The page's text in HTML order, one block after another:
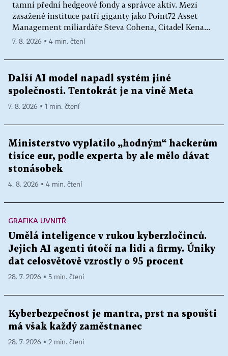
tamní přední hedgeové fondy a správce aktiv. Mezi
zasažené instituce patří giganty jako Point72 Asset
Management miliardáře Steva Cohena, Citadel Kena...
7. 8. 2026 ▪ 4 min. čtení
Další AI model napadl systém jiné
společnosti. Tentokrát je na vině Meta
7. 8. 2026 ▪ 1 min. čtení
Ministerstvo vyplatilo „hodným“ hackerům
tisíce eur, podle experta by ale mělo dávat
stonásobek
4. 8. 2026 ▪ 4 min. čtení
GRAFIKA UVNITŘ
Umělá inteligence v rukou kyberzločinců.
Jejich AI agenti útočí na lidi a firmy. Úniky
dat celosvětově vzrostly o 95 procent
28. 7. 2026 ▪ 5 min. čtení
Kyberbezpečnost je mantra, prst na spoušti
má však každý zaměstnanec
28. 7. 2026 ▪ 2 min. čtení